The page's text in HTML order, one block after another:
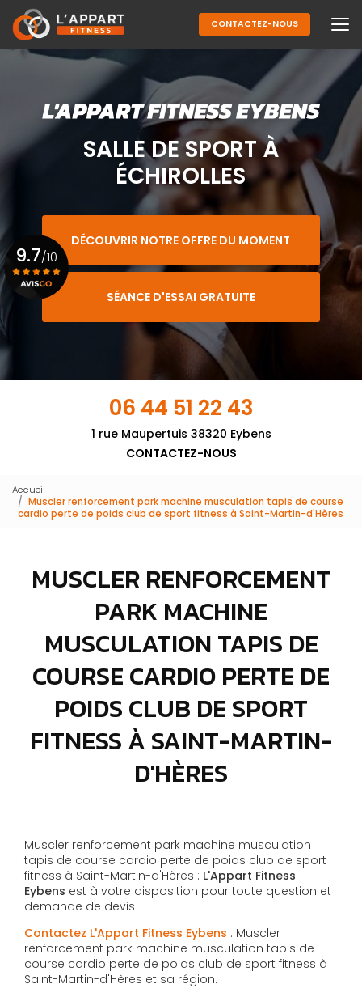
au
contenu
principal
CONTACTEZ-NOUS
SALLE DE SPORT À
ÉCHIROLLES
DÉCOUVRIR NOTRE OFFRE DU MOMENT
SÉANCE D'ESSAI GRATUITE
06 44 51 22 43
1 rue Maupertuis 38320 Eybens
CONTACTEZ-NOUS
9.7/10
Accueil
Muscler renforcement park machine musculation tapis de course
cardio perte de poids club de sport fitness à Saint-Martin-d'Hères
MUSCLER RENFORCEMENT
PARK MACHINE
MUSCULATION TAPIS DE
COURSE CARDIO PERTE DE
POIDS CLUB DE SPORT
FITNESS À SAINT-MARTIN-
D'HÈRES
Muscler renforcement park machine musculation
tapis de course cardio perte de poids club de sport
fitness à Saint-Martin-d'Hères : L'Appart Fitness
Eybens est à votre disposition pour toute question et
demande de devis
Contactez L'Appart Fitness Eybens : Muscler
renforcement park machine musculation tapis de
course cardio perte de poids club de sport fitness à
Saint-Martin-d'Hères et sa région.